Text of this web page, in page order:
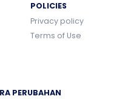
POLICIES
Privacy policy
Terms of Use
PERUBAHAN